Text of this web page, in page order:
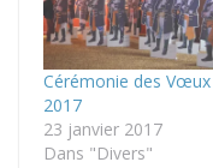
Cérémonie des Vœux
2017
23 janvier 2017
Dans "Divers"